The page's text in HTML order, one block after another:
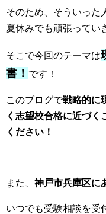
そのため、そういった
夏休みでも頑張ってい
そこで今回のテーマは
書！ です！
このブログで戦略的に
く志望校合格に近づく
ください！
また、神戸市兵庫区に
いつでも受験相談を受